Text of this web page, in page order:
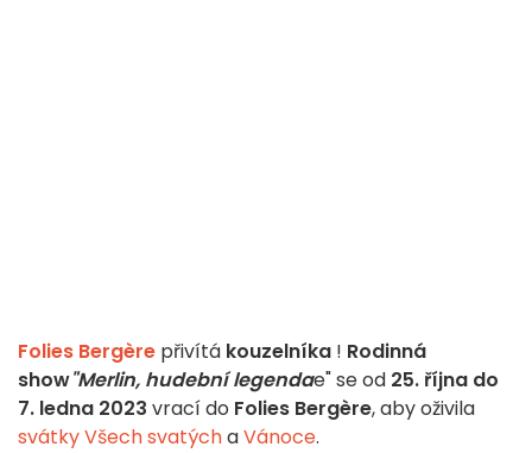
Folies Bergère přivítá kouzelníka ! Rodinná
show"Merlin, hudební legendae" se od 25. října do
7. ledna 2023 vrací do Folies Bergère, aby oživila
svátky Všech svatýchaVánoce.